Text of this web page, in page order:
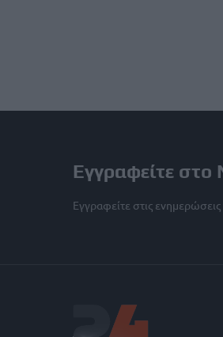
Εγγραφείτε
Εγγραφείτε στις